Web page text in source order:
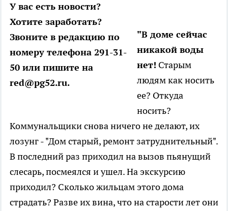
У вас есть новости?
Хотите заработать?
Звоните в редакцию по
номеру телефона 291-31-
50 или пишите на
red@pg52.ru.
"В доме сейчас
никакой воды
нет! Старым
людям как носить
ее? Откуда
носить?
Коммунальщики снова ничего не делают, их
лозунг - "Дом старый, ремонт затруднительный".
В последний раз приходил на вызов пьянущий
слесарь, посмеялся и ушел. На экскурсию
приходил? Сколько жильцам этого дома
страдать? Разве их вина, что на старости лет они